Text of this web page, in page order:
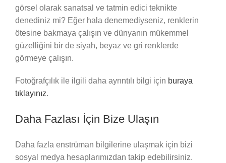
görsel olarak sanatsal ve tatmin edici teknikte
denediniz mi? Eğer hala denemediyseniz, renklerin
ötesine bakmaya çalışın ve dünyanın mükemmel
güzelliğini bir de siyah, beyaz ve gri renklerde
görmeye çalışın.
Fotoğrafçılık ile ilgili daha ayrıntılı bilgi için buraya
tıklayınız.
Daha Fazlası İçin Bize Ulaşın
Daha fazla enstrüman bilgilerine ulaşmak için bizi
sosyal medya hesaplarımızdan takip edebilirsiniz.